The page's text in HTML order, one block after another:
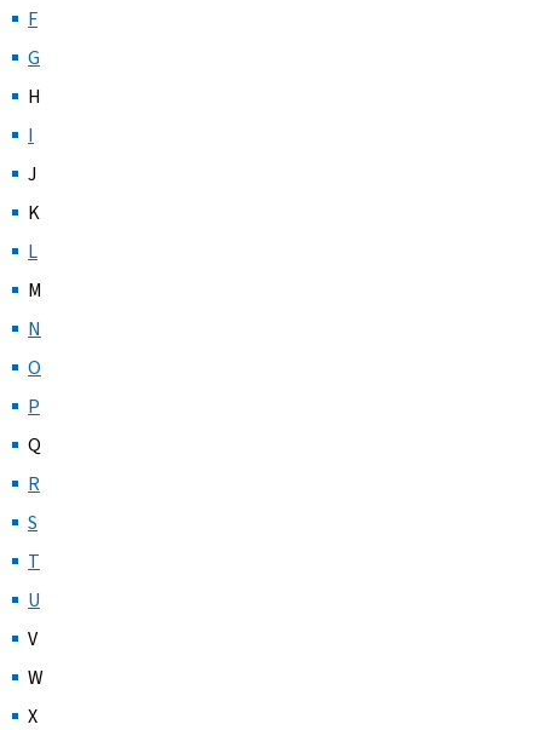
F
G
H
I
J
K
L
M
N
O
P
Q
R
S
T
U
V
W
X